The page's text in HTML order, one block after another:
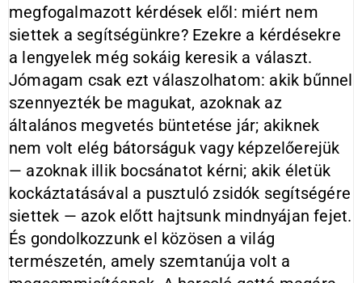
megfogalmazott kérdések elől: miért nem
siettek a segítségünkre? Ezekre a kérdésekre
a lengyelek még sokáig keresik a választ.
Jómagam csak ezt válaszolhatom: akik bűnnel
szennyezték be magukat, azoknak az
általános megvetés büntetése jár; akiknek
nem volt elég bátorságuk vagy képzelőerejük
— azoknak illik bocsánatot kérni; akik életük
kockáztatásával a pusztuló zsidók segítségére
siettek — azok előtt hajtsunk mindnyájan fejet.
És gondolkozzunk el közösen a világ
természetén, amely szemtanúja volt a